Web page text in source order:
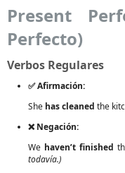
Present
Perfecto)
Verbos Regulares
✅ Afirmación:
She has cleaned the
❌ Negación:
We haven’t finished
todavía.)